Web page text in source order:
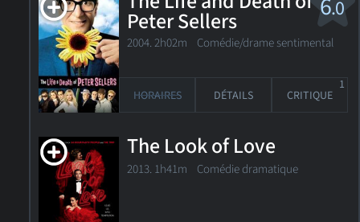
.0
Peter Sellers
2004. 2h02m Comédie/drame sentimental
HORAIRES DÉTAILS CRITIQUE
1
The Look of Love
2013. 1h41m Comédie dramatique